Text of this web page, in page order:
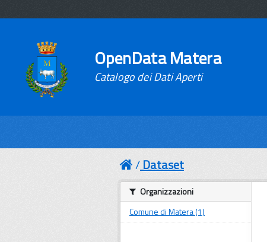
OpenData Matera
Catalogo dei Dati Aperti
Dataset
Organizzazioni
Comune di Matera (1)